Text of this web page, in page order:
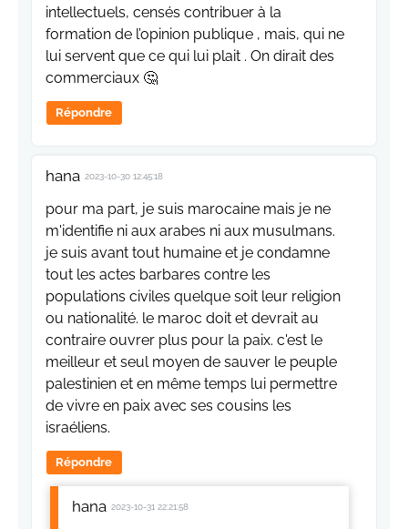
intellectuels, censés contribuer à la
formation de l’opinion publique , mais, qui ne
lui servent que ce qui lui plait . On dirait des
commerciaux 🤔
Répondre
hana 2023-10-30 12:45:18
pour ma part, je suis marocaine mais je ne
m'identifie ni aux arabes ni aux musulmans.
je suis avant tout humaine et je condamne
tout les actes barbares contre les
populations civiles quelque soit leur religion
ou nationalité. le maroc doit et devrait au
contraire ouvrer plus pour la paix. c'est le
meilleur et seul moyen de sauver le peuple
palestinien et en même temps lui permettre
de vivre en paix avec ses cousins les
israéliens.
Répondre
hana 2023-10-31 22:21:58